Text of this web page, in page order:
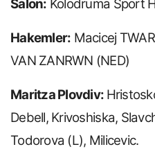
Salon: Kolodruma Sport
Hakemler: Macicej
VAN ZANRWN (NED)
Maritza Plovdiv:
Debell, Krivoshiska,
Todorova (L), Milicevic.